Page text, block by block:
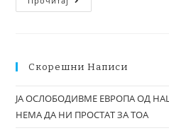
Скорешни Написи
ЈА ОСЛОБОДИВМЕ ЕВРОПА ОД
НЕМА ДА НИ ПРОСТАТ ЗА ТОА